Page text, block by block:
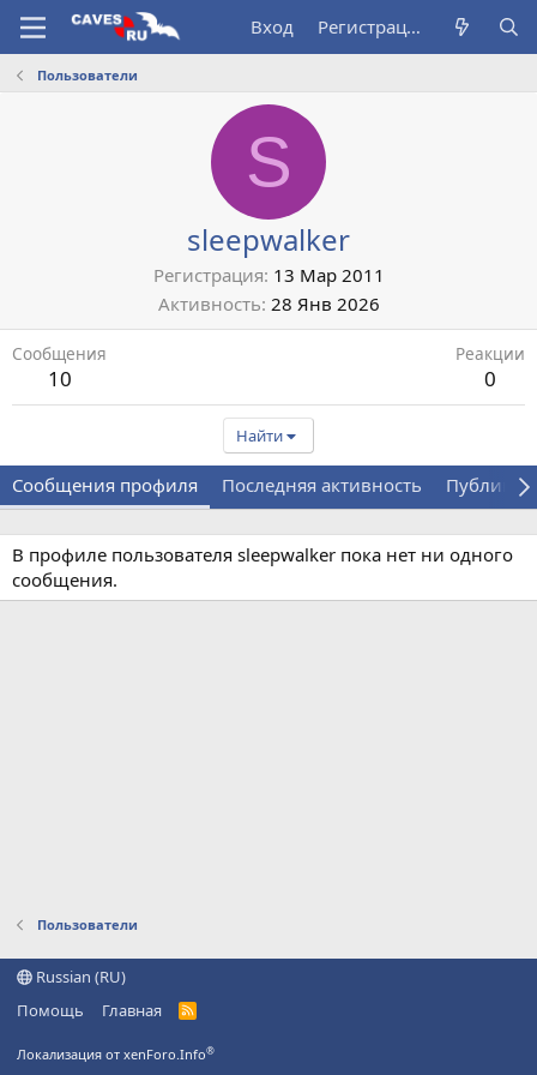
Вход Регистрация
Пользователи
S
sleepwalker
Регистрация 13 Мар 2011
Активность 28 Янв 2026
Сообщения
10
Реакции
0
Найти
Сообщения профиля Последняя активность
В профиле пользователя sleepwalker пока нет ни одного
сообщения.
Пользователи
Russian (RU)
Помощь
Главная
R
Локализация от xenForo.Info®